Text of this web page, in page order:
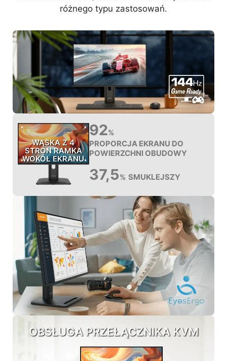
różnego typu zastosowań.
WĄSKA Z 4
STRON RAMKA
WOKÓŁ EKRANU
92%
PROPORCJA EKRANU DO
POWIERZCHNI OBUDOWY
37,5% SMUKLEJSZY
OBSŁUGA PRZEŁĄCZNIKA KVM